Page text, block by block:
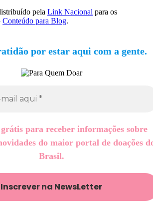
pela Link Nacional para os
Conteúdo para Blog.
por estar aqui com a gente.
para receber informações sobre
do maior portal de doações
Brasil.